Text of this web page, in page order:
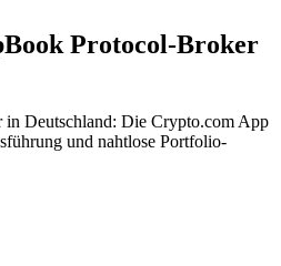
Protocol-Broker
Deutschland: Die Crypto.com App
und nahtlose Portfolio-